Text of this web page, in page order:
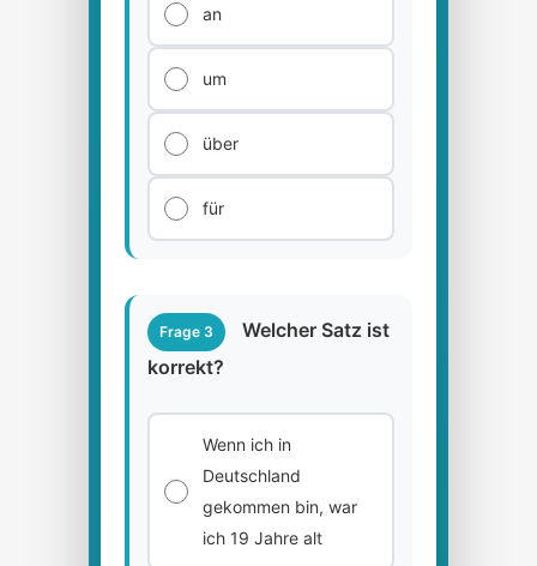
an
um
über
für
Frage 3
Welcher Satz ist
korrekt?
Wenn ich in
Deutschland
gekommen bin, war
ich 19 Jahre alt